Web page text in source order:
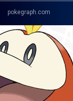
Skip to content